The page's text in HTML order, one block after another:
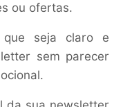
ou ofertas.
que seja claro e
sem parecer